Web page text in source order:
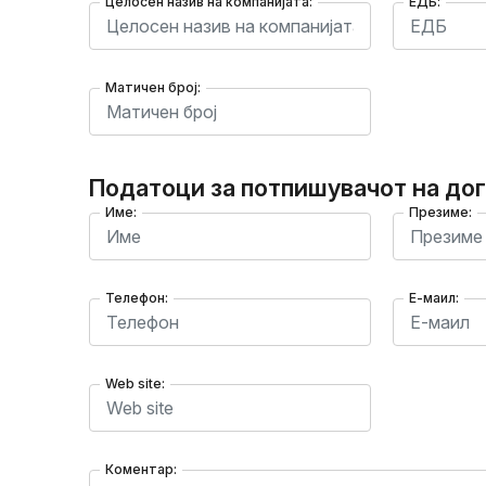
Матичен број:
Податоци за потпишувачот на
Име: Презиме:
Телефон: Е-маил:
Web site:
Коментар: